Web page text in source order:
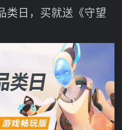
类日，买就送《守望